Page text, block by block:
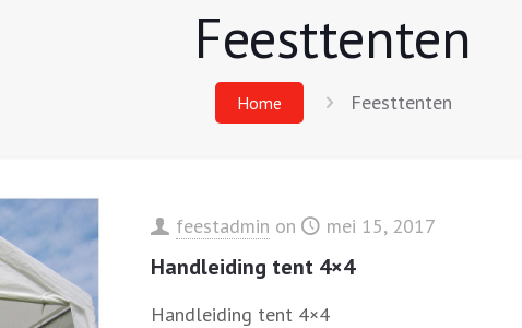
Feesttenten
Home Feesttenten
feestadmin on mei 15, 2017
Handleiding tent 4×4
Handleiding tent 4×4